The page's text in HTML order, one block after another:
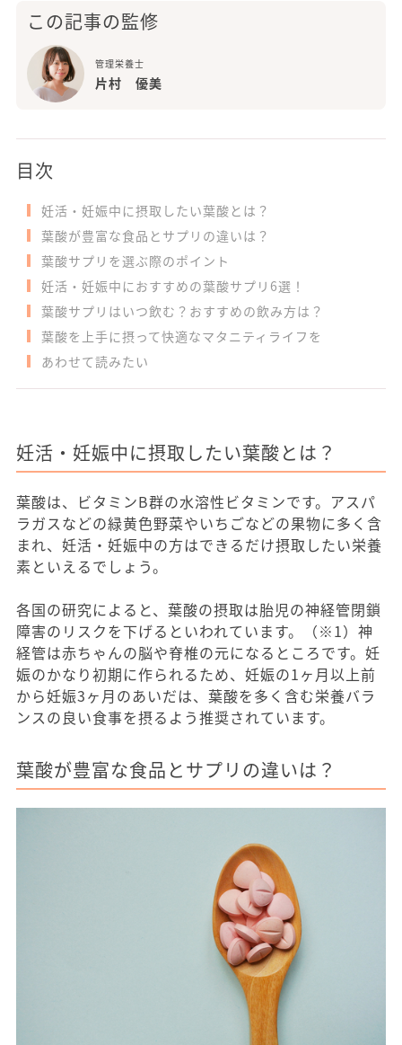
この記事の監修
管理栄養士
片村 優美
目次
妊活・妊娠中に摂取したい葉酸とは？
葉酸が豊富な食品とサプリの違いは？
葉酸サプリを選ぶ際のポイント
妊活・妊娠中におすすめの葉酸サプリ6選！
葉酸サプリはいつ飲む？おすすめの飲み方は？
葉酸を上手に摂って快適なマタニティライフを
あわせて読みたい
妊活・妊娠中に摂取したい葉酸とは？
葉酸は、ビタミンB群の水溶性ビタミンです。アスパ
ラガスなどの緑黄色野菜やいちごなどの果物に多く含
まれ、妊活・妊娠中の方はできるだけ摂取したい栄養
素といえるでしょう。
各国の研究によると、葉酸の摂取は胎児の神経管閉鎖
障害のリスクを下げるといわれています。（※1）神
経管は赤ちゃんの脳や脊椎の元になるところです。妊
娠のかなり初期に作られるため、妊娠の1ヶ月以上前
から妊娠3ヶ月のあいだは、葉酸を多く含む栄養バラ
ンスの良い食事を摂るよう推奨されています。
葉酸が豊富な食品とサプリの違いは？